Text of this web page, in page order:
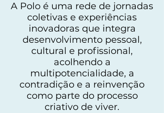
A Polo é uma rede de jornadas
coletivas e experiências
inovadoras que integra
desenvolvimento pessoal,
cultural e profissional,
acolhendo a
multipotencialidade, a
contradição e a reinvenção
como parte do processo
criativo de viver.